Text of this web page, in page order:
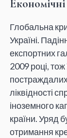
Глобальна
Україні.
експортних
2009 році,
ліквідності
іноземного
країни. Уряд
отримання